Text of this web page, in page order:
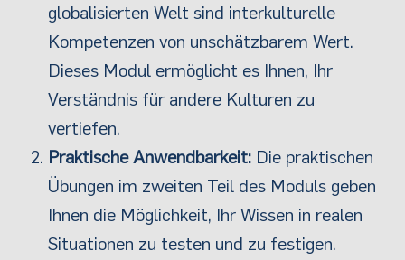
globalisierten Welt sind interkulturelle
Kompetenzen von unschätzbarem Wert.
Dieses Modul ermöglicht es Ihnen, Ihr
Verständnis für andere Kulturen zu
vertiefen.
Praktische Anwendbarkeit: Die praktischen
Übungen im zweiten Teil des Moduls geben
Ihnen die Möglichkeit, Ihr Wissen in realen
Situationen zu testen und zu festigen.